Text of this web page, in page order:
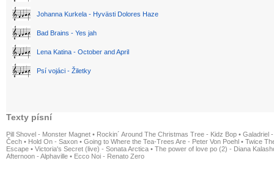
Johanna Kurkela - Hyvästi Dolores Haze
Bad Brains - Yes jah
Lena Katina - October and April
Psí vojáci - Žiletky
Texty písní
Pill Shovel - Monster Magnet • Rockin´ Around The Christmas Tree - Kidz Bop • Galadriel
Čech • Hold On - Saxon • Going to Where the Tea-Trees Are - Peter Von Poehl • Twice
Escape • Victoria's Secret (live) - Sonata Arctica • The power of love po (2) - Diana
Afternoon - Alphaville • Ecco Noi - Renato Zero